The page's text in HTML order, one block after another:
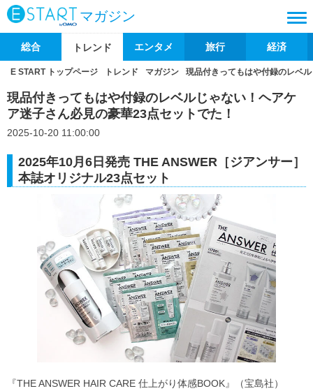
マガジン
総合 トレンド エンタメ 旅行 経済
E START トップページ トレンド マガジン 現品付きってもはや付録のレベ
現品付きってもはや付録のレベルじゃない！ヘアケ
ア迷子さん必見の豪華23点セットでた！
2025-10-20 11:00:00
2025年10月6日発売 THE ANSWER［ジアンサー］
本誌オリジナル23点セット
『THE ANSWER HAIR CARE 仕上がり体感BOOK』（宝島社）